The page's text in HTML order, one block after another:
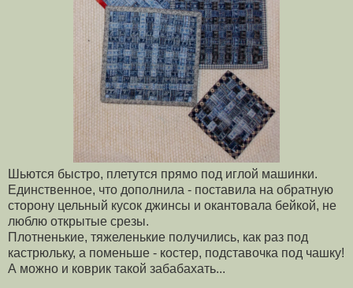
Шьются быстро, плетутся прямо под иглой машинки.
Единственное, что дополнила - поставила на обратную
сторону цельный кусок джинсы и окантовала бейкой, не
люблю открытые срезы.
Плотненькие, тяжеленькие получились, как раз под
кастрюльку, а поменьше - костер, подставочка под чашку!
А можно и коврик такой забабахать...